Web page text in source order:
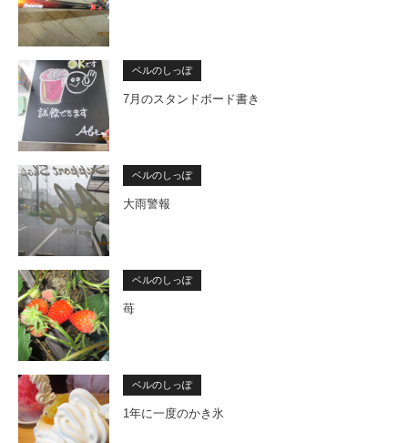
ベルのしっぽ
7月のスタンドボード書き
ベルのしっぽ
大雨警報
ベルのしっぽ
苺
ベルのしっぽ
1年に一度のかき氷